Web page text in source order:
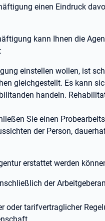
einen Eindruck
kann Ihnen die
einstellen wollen, ist
gleichgestellt. Es kann
handeln.
Sie einen
der Person,
erstattet werden
der
tarifvertraglicher